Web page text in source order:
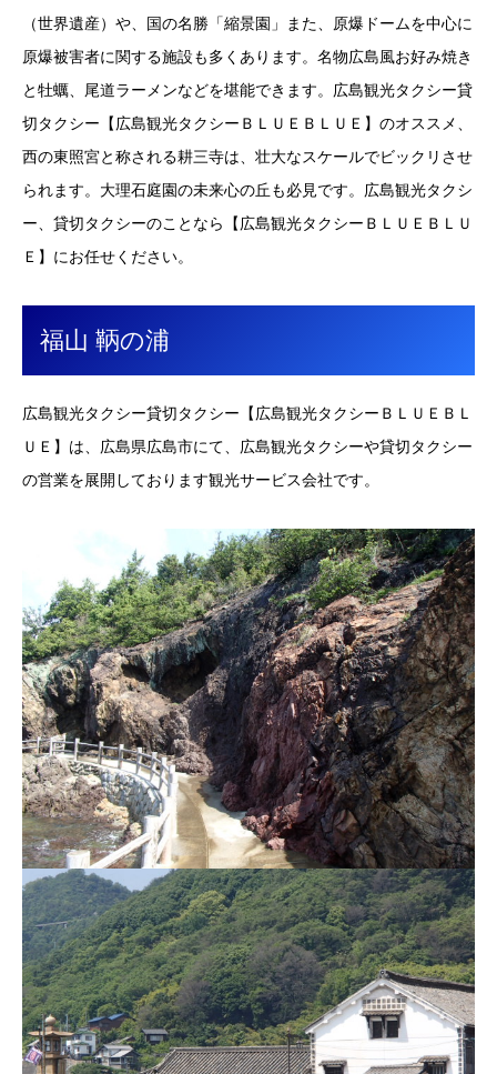
（世界遺産）や、国の名勝「縮景園」また、原爆ドームを中心に
原爆被害者に関する施設も多くあります。名物広島風お好み焼き
と牡蠣、尾道ラーメンなどを堪能できます。広島観光タクシー貸
切タクシー【広島観光タクシーＢＬＵＥＢＬＵＥ】のオススメ、
西の東照宮と称される耕三寺は、壮大なスケールでビックリさせ
られます。大理石庭園の未来心の丘も必見です。広島観光タクシ
ー、貸切タクシーのことなら【広島観光タクシーＢＬＵＥＢＬＵ
Ｅ】にお任せください。
福山 鞆の浦
広島観光タクシー貸切タクシー【広島観光タクシーＢＬＵＥＢＬ
ＵＥ】は、広島県広島市にて、広島観光タクシーや貸切タクシー
の営業を展開しております観光サービス会社です。